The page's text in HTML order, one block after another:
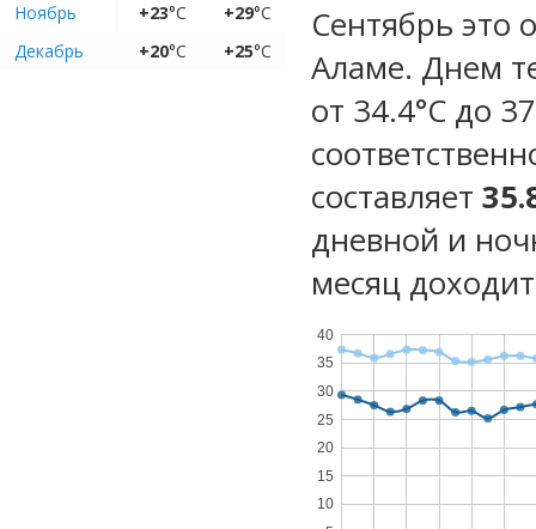
Ноябрь
+23°C +29°C
Декабрь
+20°C +25°C
Сентябрь это
Аламе. Днем
от 34.4°C до
составляет
дневной и
месяц
10
15
20
25
30
35
40